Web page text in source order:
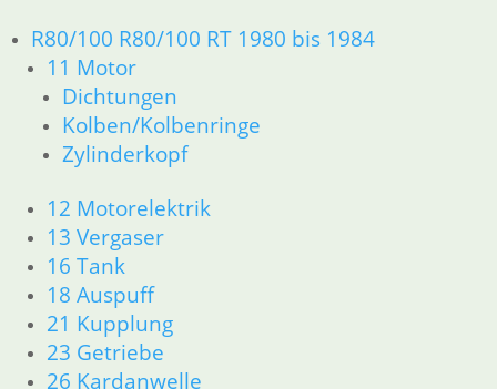
R80/100 R80/100 RT 1980 bis 1984
11 Motor
Dichtungen
Kolben/Kolbenringe
Zylinderkopf
12 Motorelektrik
13 Vergaser
16 Tank
18 Auspuff
21 Kupplung
23 Getriebe
26 Kardanwelle
36 Räder
46 Rahmen & Verkleidung
51 Spiegel & Schlösser
52 Sitzbank
61 Fahrzeugelektrik
62 Instrumente
R60/6 – R90/S
11 Motor
Dichtungen
Kolben/Kolbenringe
Zylinderkopf
12 Motorelektrik
13 Vergaser